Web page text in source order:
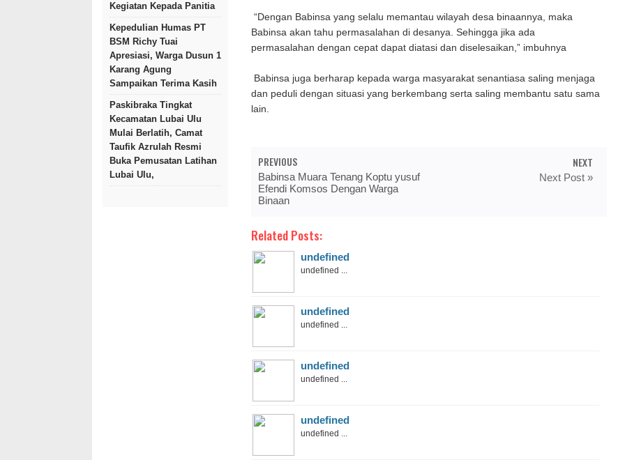
Kegiatan Kepada Panitia
Kepedulian Humas PT
BSM Richy Tuai
Apresiasi, Warga Dusun 1
Karang Agung
Sampaikan Terima Kasih
Paskibraka Tingkat
Kecamatan Lubai Ulu
Mulai Berlatih, Camat
Taufik Azrulah Resmi
Buka Pemusatan Latihan
Lubai Ulu,
“Dengan Babinsa yang selalu memantau wilayah desa binaannya, maka
Babinsa akan tahu permasalahan di desanya. Sehingga jika ada
permasalahan dengan cepat dapat diatasi dan diselesaikan,” imbuhnya
Babinsa juga berharap kepada warga masyarakat senantiasa saling menjaga
dan peduli dengan situasi yang berkembang serta saling membantu satu sama
lain.
PREVIOUS
Babinsa Muara Tenang Koptu yusuf
Efendi Komsos Dengan Warga
Binaan
NEXT
Next Post »
Related Posts:
undefined
undefined ...
undefined
undefined ...
undefined
undefined ...
undefined
undefined ...